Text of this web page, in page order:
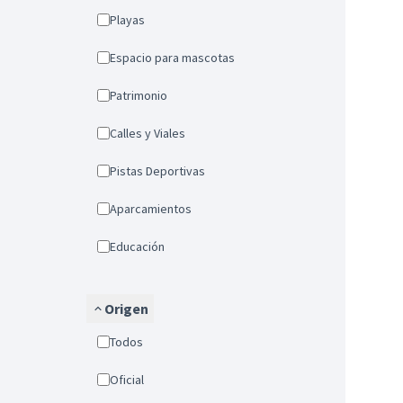
Playas
Espacio para mascotas
Patrimonio
Calles y Viales
Pistas Deportivas
Aparcamientos
Educación
Origen
Todos
Oficial